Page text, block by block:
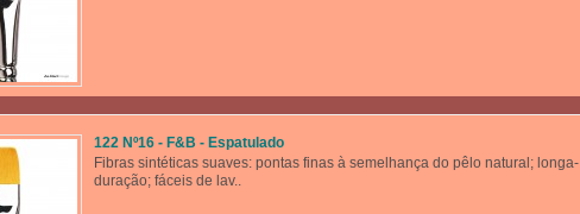
122 Nº16 - F&B - Espatulado
Fibras sintéticas suaves: pontas finas à semelhança do pêlo natural; longa-
duração; fáceis de lav..